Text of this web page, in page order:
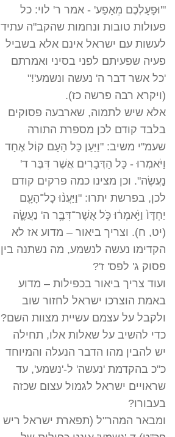
"'וּפָעָלְכֶם מֵאָפַע' - אמר ר' לוי: כל
פעולות טובות ונחמות שהקב"ה עתיד
לעשות עם ישראל אינם אלא בשביל
פעיה שפעיתם לפני בסיני ואמרתם
'כל אשר דבר ה' נעשה ונשמע'!"
(ויקרא רבה פרשה כז).
אלא שיש לתמוה, שארבעה פסוקים
בלבד קודם לכן מספרת התורה
שעמ"י משיב: "וַיַּעַן כָּל הָעָם קוֹל אֶחָד
וַיֹּאמְרוּ - כָּל הַדְּבָרִים אֲשֶׁר דִּבֶּר ד'
נַעֲשֶׂה". וכן מצינו כמה פרקים קודם
לכן, בפרשת יתרו: "וַיַּעֲנ֨וּ כָל־הָעָ֤ם
יַחְדָּו֙ וַיֹּ֣אמְר֔וּ כֹּ֛ל אֲשֶׁר־דִּבֶּ֥ר ה' נַעֲשֶׂ֑ה
(יט, ח). וצריך ביאור – מדוע אז לא
הקדימו נעשה לנשמע, מה נשתנה בין
פסוק ג' לפס' ז'?
ועוד צריך ביאור בכפילות – מדוע
באמת הוצרכו ישראל לחזור שוב
ולקבל על עצמם עשיית מצוות השם?
כדי להשיב על שאלות אלו, תחילה
יש להבין מהו הדבר הנעלה והמיוחד
כ"כ בהקדמת 'נעשה' ל-'נשמע', עד
שראויים ישראל לגמול עצום שכזה
בעבורו?
ומבאר המהר"ל (תפארת ישראל ריש